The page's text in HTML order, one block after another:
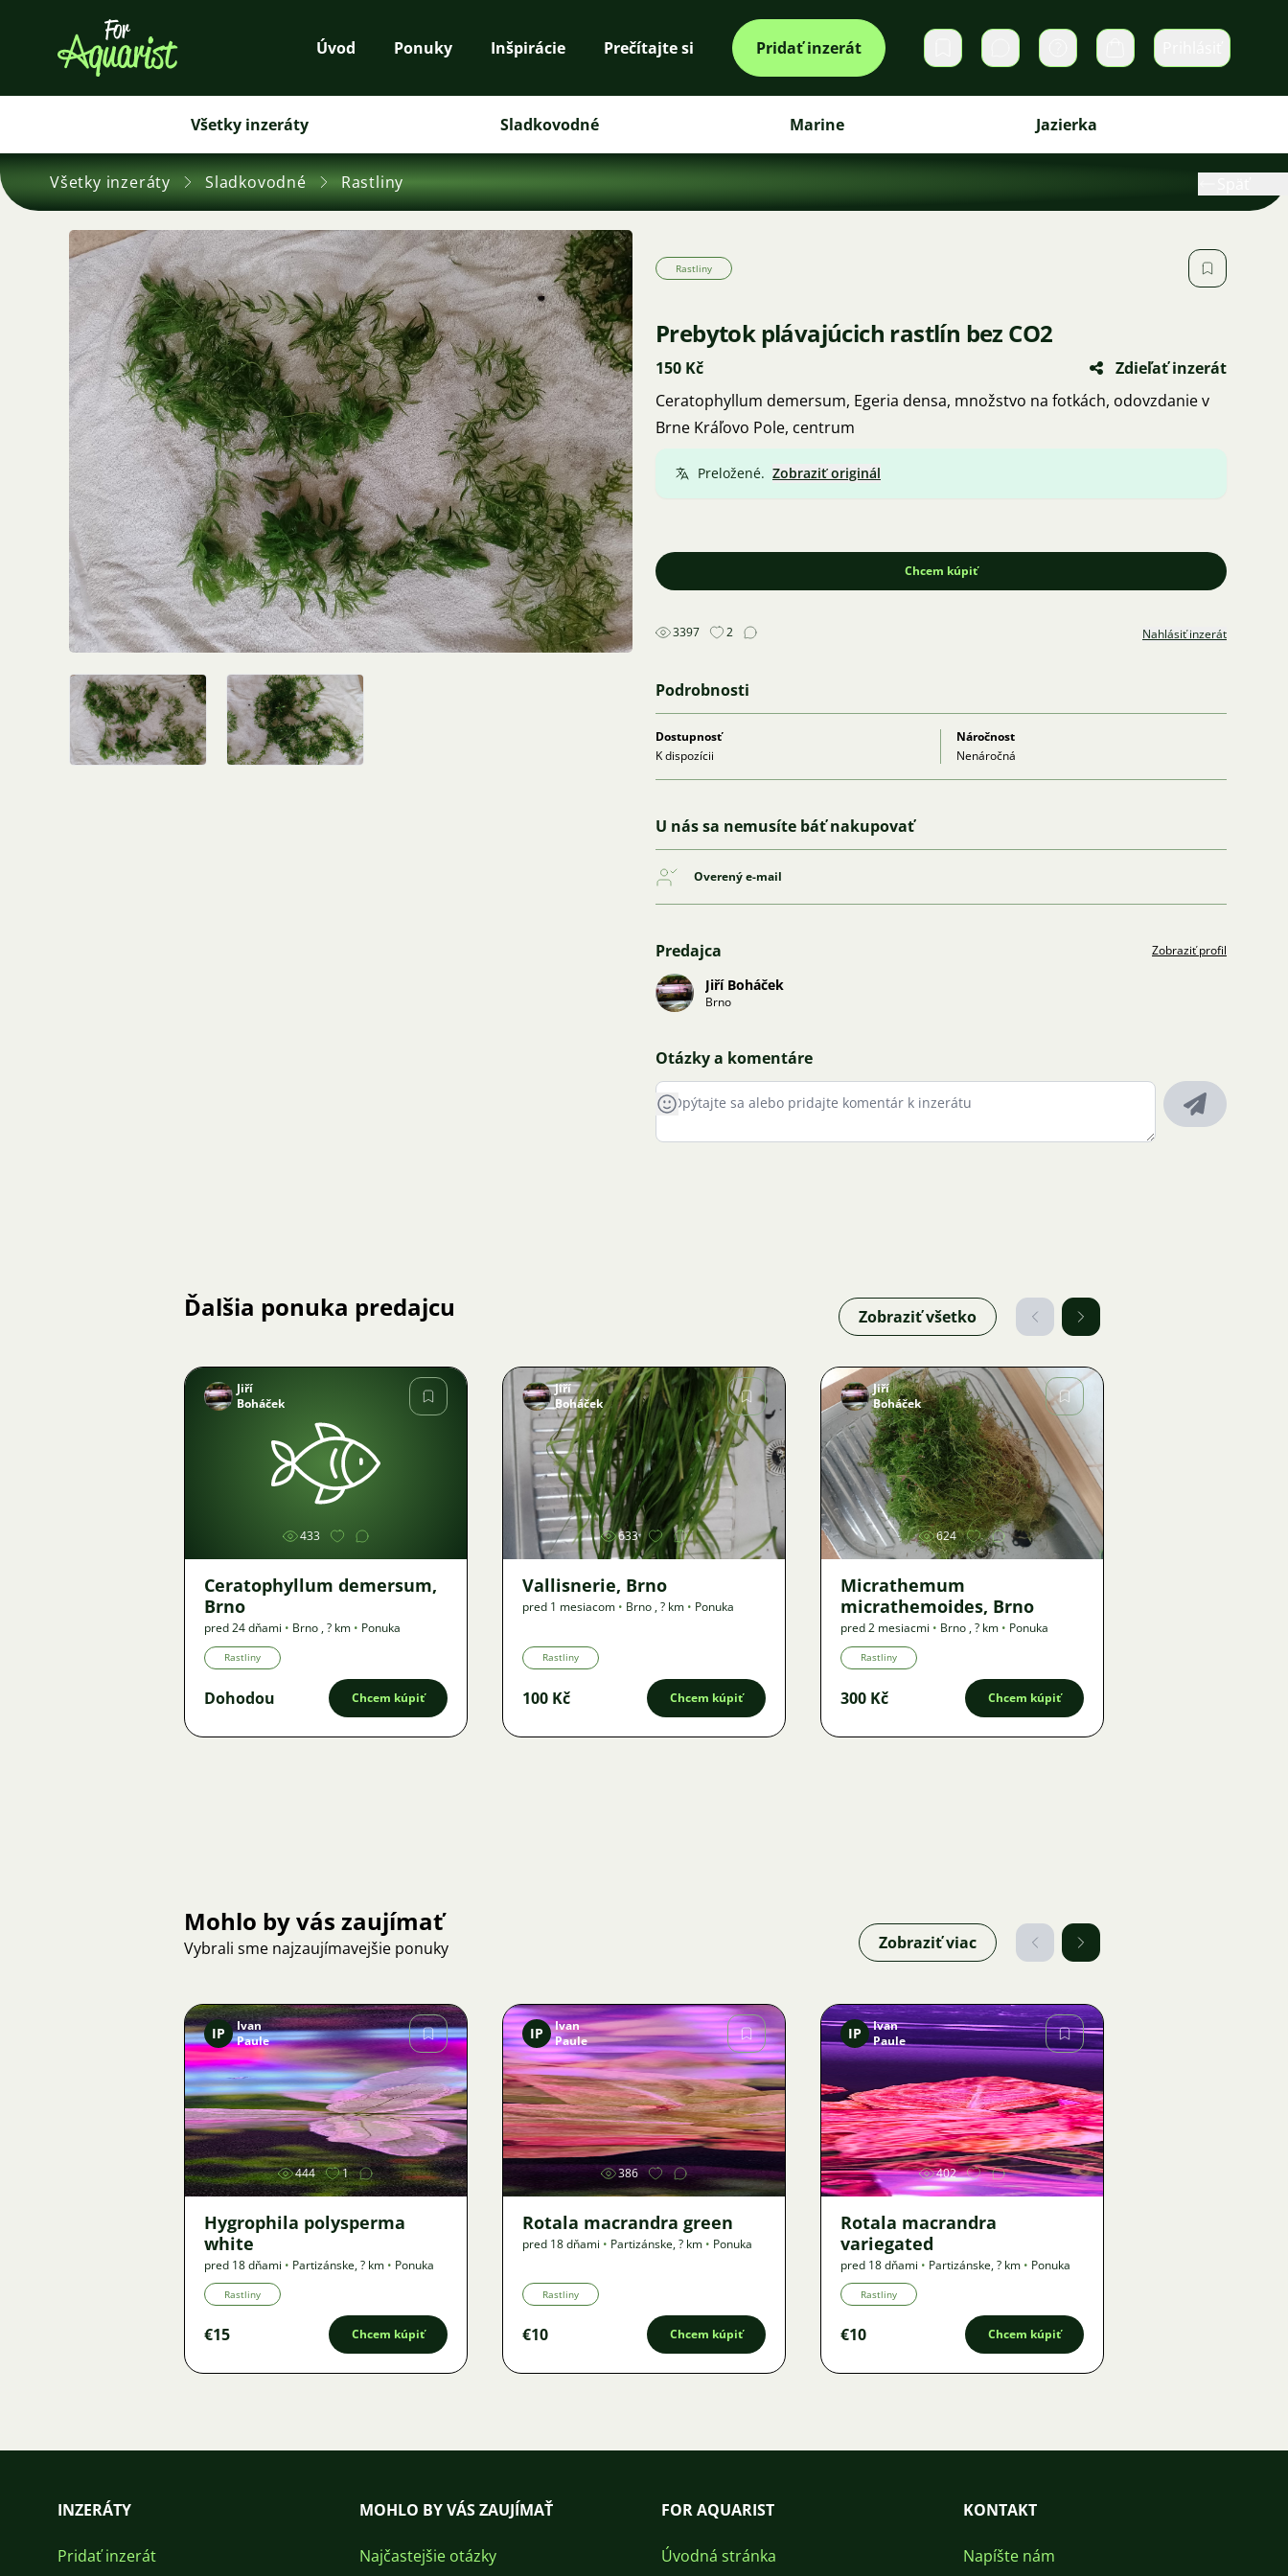
Úvod Ponuky Inšpirácie Prečítajte si Pridať inzerát Súkromné správy Košík
Všetky inzeráty Sladkovodné Marine Jazierka
Všetky inzeráty Sladkovodné Rastliny
Rastliny
Prebytok plávajúcich rastlín bez CO2
150 Kč
Zdieľať inzerát
Ceratophyllum demersum, Egeria densa, množstvo na fotkách, odovzdanie v
Brne Kráľovo Pole, centrum
Preložené. Zobraziť originál
Chcem kúpiť
3397 2 Nahlásiť inzerát
Podrobnosti
Dostupnosť
K dispozícii
Náročnost
Nenáročná
U nás sa nemusíte báť nakupovať
Overený e-mail
Predajca Zobraziť profil
Jiří Boháček
Brno
Otázky a komentáre
Ďalšia ponuka predajcu Zobraziť všetko
Obrázok
Jiří
Boháček
433
Ceratophyllum demersum,
Brno
pred 24 dňami • Brno ,? km • Ponuka
Rastliny
Dohodou Chcem kúpiť
Obrázok
Jiří
Boháček
633
Vallisnerie, Brno
pred 1 mesiacom • Brno ,? km • Ponuka
Rastliny
100 Kč Chcem kúpiť
Obrázok
Jiří
Boháček
624
Micrathemum
micrathemoides, Brno
pred 2 mesiacmi • Brno ,? km • Ponuka
Rastliny
300 Kč Chcem kúpiť
Mohlo by vás zaujímať
Vybrali sme najzaujímavejšie ponuky Zobraziť viac
Obrázok
IP
Ivan
Paule
444 1
Hygrophila polysperma
white
pred 18 dňami • Partizánske,? km • Ponuka
Rastliny
€15 Chcem kúpiť
Obrázok
IP
Ivan
Paule
386
Rotala macrandra green
pred 18 dňami • Partizánske,? km • Ponuka
Rastliny
€10 Chcem kúpiť
Obrázok
IP
Ivan
Paule
402
Rotala macrandra
variegated
pred 18 dňami • Partizánske,? km • Ponuka
Rastliny
€10 Chcem kúpiť
INZERÁTY
Pridať inzerát
MOHLO BY VÁS ZAUJÍMAŤ
Najčastejšie otázky
FOR AQUARIST
Úvodná stránka
KONTAKT
Napíšte nám